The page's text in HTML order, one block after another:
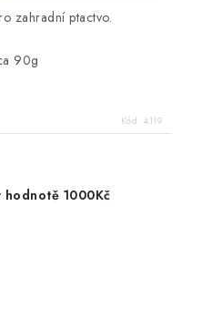
zahradní ptactvo.
90g
Kód: 4119
1000Kč